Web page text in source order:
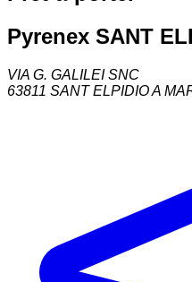
Pyrenex SANT
VIA G. GALILEI SNC
63811 SANT ELPIDIO A